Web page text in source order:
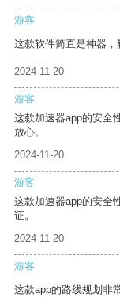
游客
这款软件简直是神器，
2024-11-20
游客
这款加速器app的安全
放心。
2024-11-20
游客
这款加速器app的安全
证。
2024-11-20
游客
这款app的路线规划非